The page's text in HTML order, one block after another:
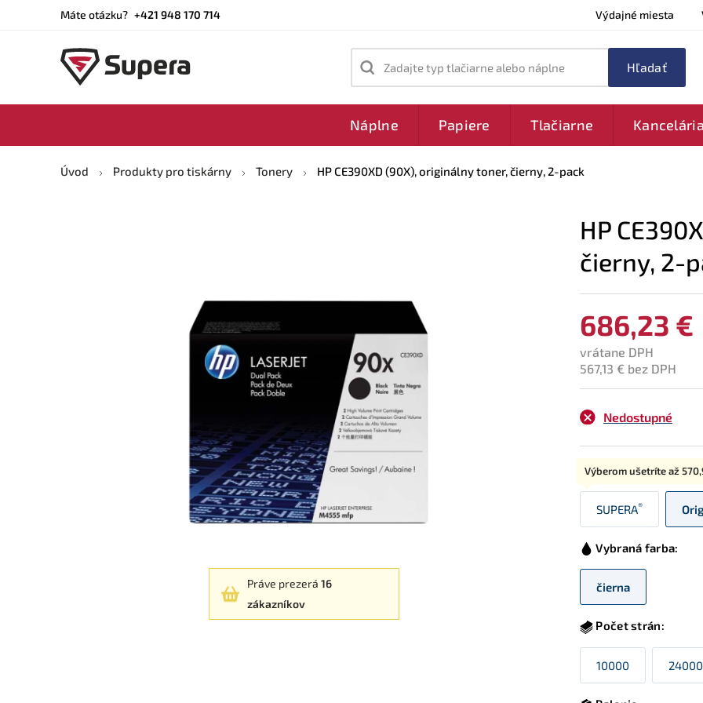
Máte otázku? +421 948 170 714 Výdajné miesta
Zadajte typ tlačiarne alebo náplne
Náplne Papiere Tlačiarne Kancelária
Úvod Produkty pro tiskárny Tonery HP CE390XD (90X), originálny toner, čierny, 2-pack
Práve prezerá16
zákazníkov
HP
čierny, 2-
686,23 €
vrátane DPH
567,13 € bez DPH
Nedostupné
Typ:
SUPERA®
Výberom ušetríte až
Vybraná farba:
čierna
Počet strán:
10000 24000